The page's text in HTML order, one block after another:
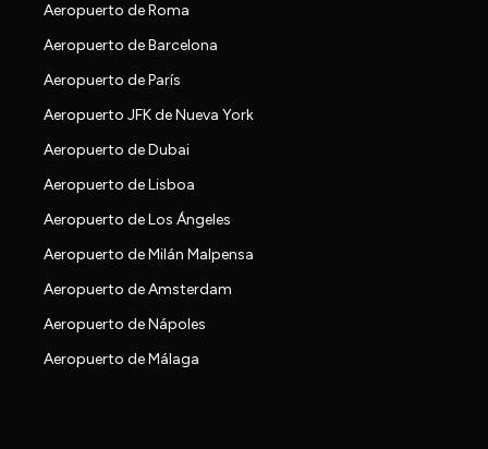
Aeropuerto de Roma
Aeropuerto de Barcelona
Aeropuerto de París
Aeropuerto JFK de Nueva York
Aeropuerto de Dubai
Aeropuerto de Lisboa
Aeropuerto de Los Ángeles
Aeropuerto de Milán Malpensa
Aeropuerto de Amsterdam
Aeropuerto de Nápoles
Aeropuerto de Málaga